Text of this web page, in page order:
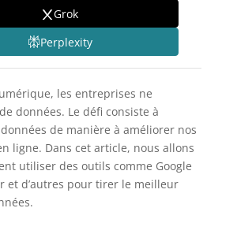
Grok
Perplexity
les entreprises ne
données. Le défi consiste à
de manière à améliorer nos
ligne. Dans cet article, nous allons
utiliser des outils comme Google
et d’autres pour tirer le meilleur